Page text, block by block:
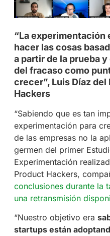
“La experimentación
hacer las cosas
a partir de la prueba
del fracaso como
crecer”, Luis Díaz del
Hackers
“Sabiendo que es tan
experimentación para
de las empresas no la
germen del primer
Experimentación
Product Hackers,
conclusiones durante la
una retransmisión
“Nuestro objetivo era
startups están